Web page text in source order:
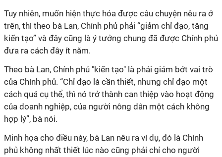
Tuy nhiên, muốn hiện thực hóa được câu chuyện nêu ra ở
trên, thì theo bà Lan, Chính phủ phải “giảm chỉ đạo, tăng
kiến tạo” và đây cũng là ý tưởng chung đã được Chính phủ
đưa ra cách đây ít năm.
Theo bà Lan, Chính phủ "kiến tạo" là phải giảm bớt vai trò
của Chính phủ. “Chỉ đạo là cần thiết, nhưng chỉ đạo một
cách quá cụ thể, thì nó trở thành can thiệp vào hoạt động
của doanh nghiệp, của người nông dân một cách không
hợp lý”, bà nói.
Minh họa cho điều này, bà Lan nêu ra ví dụ, đó là Chính
phủ không nhất thiết lúc nào cũng phải chỉ cho người